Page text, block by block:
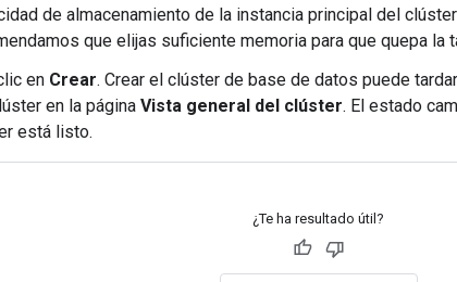
de almacenamiento de la instancia principal del
que elijas suficiente memoria para que quepa la
en Crear. Crear el clúster de base de datos puede
en la página Vista general del clúster. El estado
está listo.
¿Te ha resultado útil?